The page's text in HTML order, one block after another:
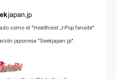
como el "Healthiest J-Pop fansite"
japonesa "Seekjapan.jp".